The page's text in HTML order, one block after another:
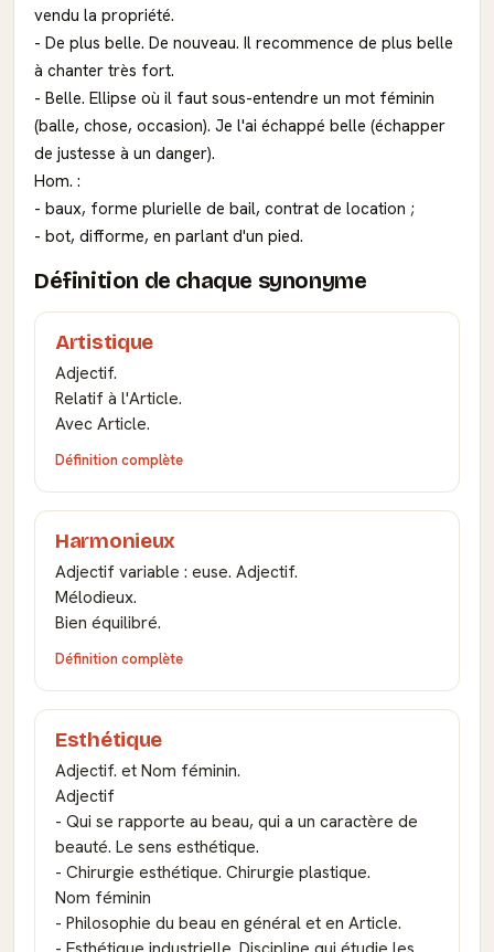
vendu la propriété.
- De plus belle. De nouveau. Il recommence de plus belle
à chanter très fort.
- Belle. Ellipse où il faut sous-entendre un mot féminin
(balle, chose, occasion). Je l'ai échappé belle (échapper
de justesse à un danger).
Hom. :
- baux, forme plurielle de bail, contrat de location ;
- bot, difforme, en parlant d'un pied.
Définition de chaque synonyme
Artistique
Adjectif.
Relatif à l'Article.
Avec Article.
Définition complète
Harmonieux
Adjectif variable : euse. Adjectif.
Mélodieux.
Bien équilibré.
Définition complète
Esthétique
Adjectif. et Nom féminin.
Adjectif
- Qui se rapporte au beau, qui a un caractère de
beauté. Le sens esthétique.
- Chirurgie esthétique. Chirurgie plastique.
Nom féminin
- Philosophie du beau en général et en Article.